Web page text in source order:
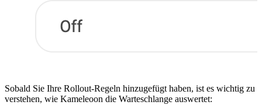
Sobald Sie Ihre Rollout-Regeln hinzugefügt haben, ist es wichtig zu
verstehen, wie Kameleoon die Warteschlange auswertet: